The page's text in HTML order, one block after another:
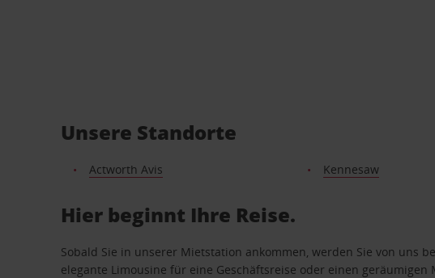
Unsere Standorte
Actworth Avis Kennesaw
Hier beginnt Ihre Reise.
Sobald Sie in unserer Mietstation ankommen, werden Sie von uns
elegante Limousine für eine Geschäftsreise oder einen